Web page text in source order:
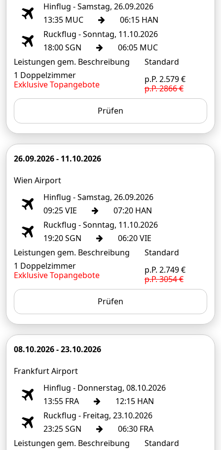
Hinflug - Samstag, 26.09.2026
13:35 MUC
06:15 HAN
Ruckflug - Sonntag, 11.10.2026
18:00 SGN
06:05 MUC
Leistungen gem. Beschreibung
1 Doppelzimmer
Exklusive Topangebote
Standard
p.P. 2.579 €
p.P. 2866 €
Prüfen
26.09.2026 - 11.10.2026
Wien Airport
Hinflug - Samstag, 26.09.2026
09:25 VIE
07:20 HAN
Ruckflug - Sonntag, 11.10.2026
19:20 SGN
06:20 VIE
Leistungen gem. Beschreibung
1 Doppelzimmer
Exklusive Topangebote
Standard
p.P. 2.749 €
p.P. 3054 €
Prüfen
08.10.2026 - 23.10.2026
Frankfurt Airport
Hinflug - Donnerstag, 08.10.2026
13:55 FRA
12:15 HAN
Ruckflug - Freitag, 23.10.2026
23:25 SGN
06:30 FRA
Leistungen gem. Beschreibung
Standard